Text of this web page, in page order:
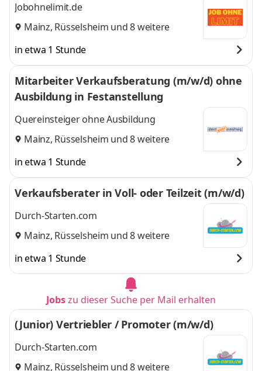
Jobohnelimit.de
Mainz, Rüsselsheim und 8 weitere
in etwa 1 Stunde
Mitarbeiter Verkaufsberatung (m/w/d) ohne
Ausbildung in Festanstellung
Quereinsteiger ohne Ausbildung
Mainz, Rüsselsheim und 8 weitere
in etwa 1 Stunde
Verkaufsberater in Voll- oder Teilzeit (m/w/d)
Durch-Starten.com
Mainz, Rüsselsheim und 8 weitere
in etwa 1 Stunde
Jobszu dieser Suche per Mail erhalten
(Junior) Vertriebler / Promoter (m/w/d)
Durch-Starten.com
Mainz, Rüsselsheim und 8 weitere